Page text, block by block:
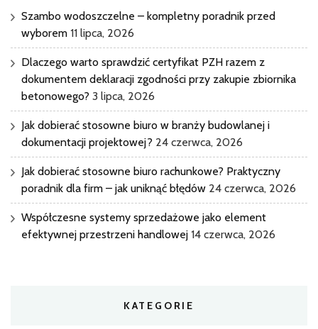
Szambo wodoszczelne – kompletny poradnik przed
wyborem 11 lipca, 2026
Dlaczego warto sprawdzić certyfikat PZH razem z
dokumentem deklaracji zgodności przy zakupie zbiornika
betonowego? 3 lipca, 2026
Jak dobierać stosowne biuro w branży budowlanej i
dokumentacji projektowej? 24 czerwca, 2026
Jak dobierać stosowne biuro rachunkowe? Praktyczny
poradnik dla firm – jak uniknąć błędów 24 czerwca, 2026
Współczesne systemy sprzedażowe jako element
efektywnej przestrzeni handlowej 14 czerwca, 2026
KATEGORIE